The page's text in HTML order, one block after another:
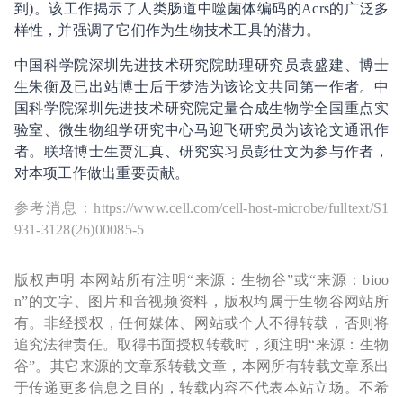
到)。该工作揭示了人类肠道中噬菌体编码的Acrs的广泛多
样性，并强调了它们作为生物技术工具的潜力。
中国科学院深圳先进技术研究院助理研究员袁盛建、博士
生朱衡及已出站博士后于梦浩为该论文共同第一作者。中
国科学院深圳先进技术研究院定量合成生物学全国重点实
验室、微生物组学研究中心马迎飞研究员为该论文通讯作
者。联培博士生贾汇真、研究实习员彭仕文为参与作者，
对本项工作做出重要贡献。
参考消息：https://www.cell.com/cell-host-microbe/fulltext/S1
931-3128(26)00085-5
版权声明 本网站所有注明“来源：生物谷”或“来源：bioo
n”的文字、图片和音视频资料，版权均属于生物谷网站所
有。非经授权，任何媒体、网站或个人不得转载，否则将
追究法律责任。取得书面授权转载时，须注明“来源：生物
谷”。其它来源的文章系转载文章，本网所有转载文章系出
于传递更多信息之目的，转载内容不代表本站立场。不希